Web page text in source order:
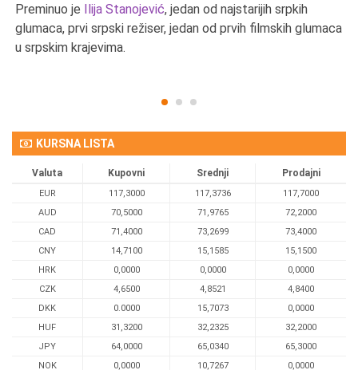
Preminuo je Ilija Stanojević, jedan od najstarijih srpkih
glumaca, prvi srpski režiser, jedan od prvih filmskih glumaca
u srpskim krajevima.
KURSNA LISTA
Valuta Kupovni Srednji Prodajni
EUR 117,3000 117,3736
117,7000
AUD
70,5000 71,9765
72,2000
CAD
71,4000 73,2699
73,4000
CNY
14,7100 15,1585
15,1500
HRK
0,0000 0,0000
0,0000
CZK
4,6500 4,8521
4,8400
DKK
0.0000 15,7073
0,0000
HUF
31,3200 32,2325
32,2000
JPY
64,0000 65,0340
65,3000
NOK
0,0000 10,7267 0,0000